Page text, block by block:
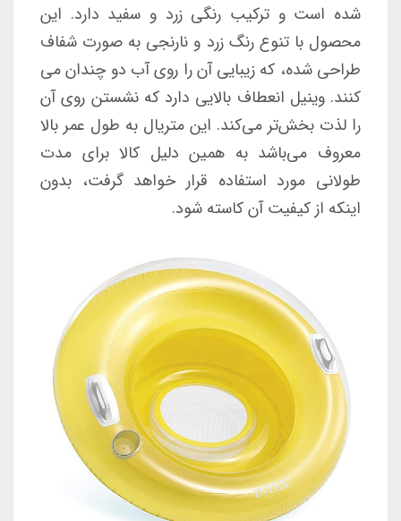
شده است و ترکیب رنگی زرد و سفید دارد. این
محصول با تنوع رنگ زرد و نارنجی به صورت شفاف
طراحی شده، که زیبایی آن را روی آب دو چندان می
کنند. وینیل انعطاف بالایی دارد که نشستن روی آن
را لذت بخش‌تر می‌کند. این متریال به طول عمر بالا
معروف می‌باشد به همین دلیل کالا برای مدت
طولانی مورد استفاده قرار خواهد گرفت، بدون
اینکه از کیفیت آن کاسته شود.